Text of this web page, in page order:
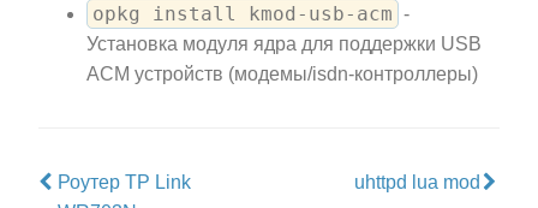
opkg install kmod-usb-acm -
Установка модуля ядра для поддержки USB
ACM устройств (модемы/isdn-контроллеры)
Роутер TP Link
uhttpd lua mod